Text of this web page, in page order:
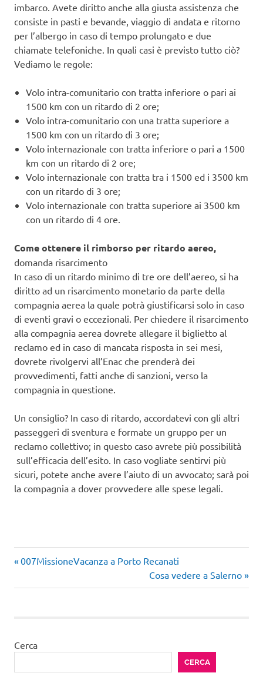
imbarco. Avete diritto anche alla giusta assistenza che
consiste in pasti e bevande, viaggio di andata e ritorno
per l’albergo in caso di tempo prolungato e due
chiamate telefoniche. In quali casi è previsto tutto ciò?
Vediamo le regole:
Volo intra-comunitario con tratta inferiore o pari ai
1500 km con un ritardo di 2 ore;
Volo intra-comunitario con una tratta superiore a
1500 km con un ritardo di 3 ore;
Volo internazionale con tratta inferiore o pari a 1500
km con un ritardo di 2 ore;
Volo internazionale con tratta tra i 1500 ed i 3500 km
con un ritardo di 3 ore;
Volo internazionale con tratta superiore ai 3500 km
con un ritardo di 4 ore.
Come ottenere il rimborso per ritardo aereo,
domanda risarcimento
In caso di un ritardo minimo di tre ore dell’aereo, si ha
diritto ad un risarcimento monetario da parte della
compagnia aerea la quale potrà giustificarsi solo in caso
di eventi gravi o eccezionali. Per chiedere il risarcimento
alla compagnia aerea dovrete allegare il biglietto al
reclamo ed in caso di mancata risposta in sei mesi,
dovrete rivolgervi all’Enac che prenderà dei
provvedimenti, fatti anche di sanzioni, verso la
compagnia in questione.
Un consiglio? In caso di ritardo, accordatevi con gli altri
passeggeri di sventura e formate un gruppo per un
reclamo collettivo; in questo caso avrete più possibilità
sull’efficacia dell’esito. In caso vogliate sentirvi più
sicuri, potete anche avere l’aiuto di un avvocato; sarà poi
la compagnia a dover provvedere alle spese legali.
Navigazione
articoli
Articolo
007MissioneVacanza a Porto Recanati
Articolo
successivo:
Cosa vedere a Salerno
Cerca
CERCA